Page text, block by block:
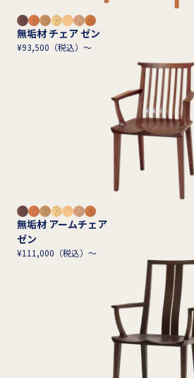
無垢材 チェア ゼン
¥93,500（税込）～
無垢材 アームチェア
ゼン
¥111,000（税込）～